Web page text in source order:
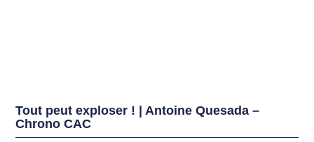
Tout peut exploser ! | Antoine Quesada –
Chrono CAC